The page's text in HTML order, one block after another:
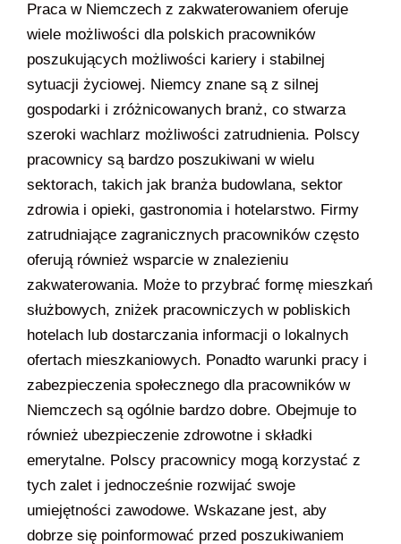
Praca w Niemczech z zakwaterowaniem oferuje
wiele możliwości dla polskich pracowników
poszukujących możliwości kariery i stabilnej
sytuacji życiowej. Niemcy znane są z silnej
gospodarki i zróżnicowanych branż, co stwarza
szeroki wachlarz możliwości zatrudnienia. Polscy
pracownicy są bardzo poszukiwani w wielu
sektorach, takich jak branża budowlana, sektor
zdrowia i opieki, gastronomia i hotelarstwo. Firmy
zatrudniające zagranicznych pracowników często
oferują również wsparcie w znalezieniu
zakwaterowania. Może to przybrać formę mieszkań
służbowych, zniżek pracowniczych w pobliskich
hotelach lub dostarczania informacji o lokalnych
ofertach mieszkaniowych. Ponadto warunki pracy i
zabezpieczenia społecznego dla pracowników w
Niemczech są ogólnie bardzo dobre. Obejmuje to
również ubezpieczenie zdrowotne i składki
emerytalne. Polscy pracownicy mogą korzystać z
tych zalet i jednocześnie rozwijać swoje
umiejętności zawodowe. Wskazane jest, aby
dobrze się poinformować przed poszukiwaniem